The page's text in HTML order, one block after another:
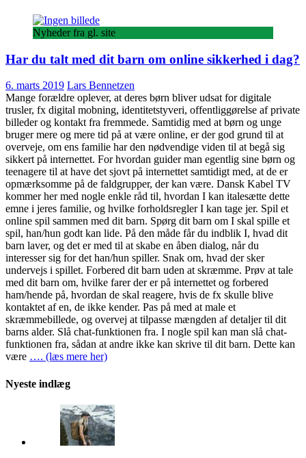
Nyheder fra gl. site
Har du talt med dit barn om online sikkerhed i dag?
6. marts 2019 Lars Bennetzen
Mange forældre oplever, at deres børn bliver udsat for digitale
trusler, fx digital mobning, identitetstyveri, offentliggørelse af private
billeder og kontakt fra fremmede. Samtidig med at børn og unge
bruger mere og mere tid på at være online, er der god grund til at
overveje, om ens familie har den nødvendige viden til at begå sig
sikkert på internettet. For hvordan guider man egentlig sine børn og
teenagere til at have det sjovt på internettet samtidigt med, at de er
opmærksomme på de faldgrupper, der kan være. Dansk Kabel TV
kommer her med nogle enkle råd til, hvordan I kan italesætte dette
emne i jeres familie, og hvilke forholdsregler I kan tage jer. Spil et
online spil sammen med dit barn. Spørg dit barn om I skal spille et
spil, han/hun godt kan lide. På den måde får du indblik I, hvad dit
barn laver, og det er med til at skabe en åben dialog, når du
interesser sig for det han/hun spiller. Snak om, hvad der sker
undervejs i spillet. Forbered dit barn uden at skræmme. Prøv at tale
med dit barn om, hvilke farer der er på internettet og forbered
ham/hende på, hvordan de skal reagere, hvis de fx skulle blive
kontaktet af en, de ikke kender. Pas på med at male et
skræmmebillede, og overvej at tilpasse mængden af detaljer til dit
barns alder. Slå chat-funktionen fra. I nogle spil kan man slå chat-
funktionen fra, sådan at andre ikke kan skrive til dit barn. Dette kan
være …. (læs mere her)
Nyeste indlæg